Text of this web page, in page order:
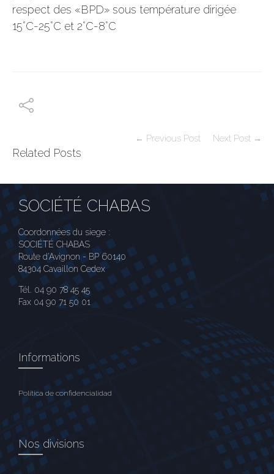
respect des «BPD» sous température dirigée
15°C-25°C et 2°C-8°C
Related Posts
← Previous Post Next Post →
SOCIÉTÉ CHABAS
Coordonnées du siege :
SOCIÉTÉ CHABAS
Route d'Avignon - BP 60140
84304 Cavaillon Cedex
Tél. 04 90 78 45 45
Fax 04 90 71 50 01
Informations
Política de confidencialidad
Nos divisions